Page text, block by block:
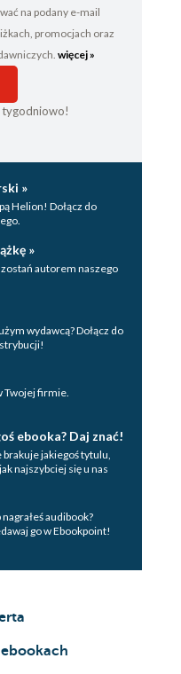
na podany e-mail
promocjach oraz
więcej »
tygodniowo!
»
Helion! Dołącz do
»
autorem naszego
wydawcą? Dołącz do
Twojej firmie.
ebooka? Daj znać!
jakiegoś tytulu,
najszybciej się u nas
audibook?
go w Ebookpoint!